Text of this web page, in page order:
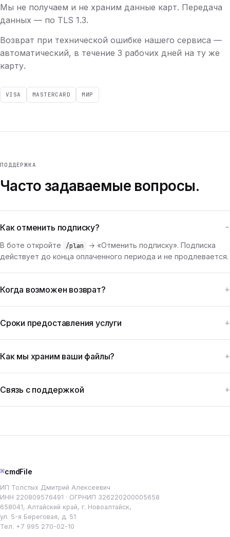
Мы не получаем и не храним данные карт. Передача
данных — по TLS 1.3.
Возврат при технической ошибке нашего сервиса —
автоматический, в течение 3 рабочих дней на ту же
карту.
VISA MASTERCARD МИР
ПОДДЕРЖКА
Часто задаваемые вопросы.
Как отменить подписку?
В боте откройте /plan
→ «Отменить подписку». Подписка
действует до конца оплаченного периода и не продлевается.
Когда возможен возврат?
Сроки предоставления услуги
Как мы храним ваши файлы?
Связь с поддержкой
⌘cmdFile
ИП Толстых Дмитрий Алексеевич
ИНН 220809576491 · ОГРНИП 326220200005658
658041, Алтайский край, г. Новоалтайск,
ул. 5-я Береговая, д. 51
Тел. +7 995 270-02-10